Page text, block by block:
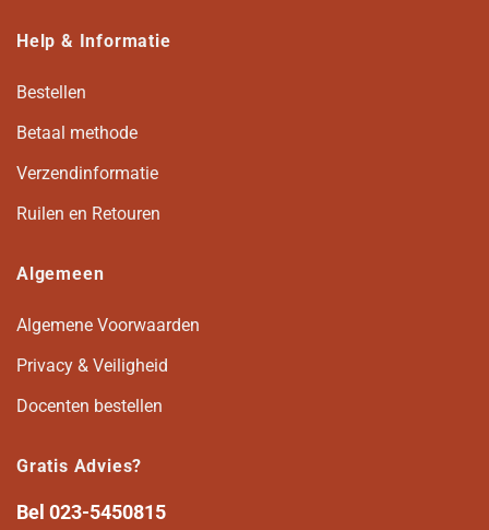
Help & Informatie
Bestellen
Betaal methode
Verzendinformatie
Ruilen en Retouren
Algemeen
Algemene Voorwaarden
Privacy & Veiligheid
Docenten bestellen
Gratis Advies?
Bel 023-5450815